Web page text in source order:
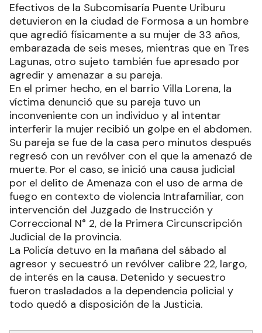
Efectivos de la Subcomisaría Puente Uriburu
detuvieron en la ciudad de Formosa a un hombre
que agredió físicamente a su mujer de 33 años,
embarazada de seis meses, mientras que en Tres
Lagunas, otro sujeto también fue apresado por
agredir y amenazar a su pareja.
En el primer hecho, en el barrio Villa Lorena, la
víctima denunció que su pareja tuvo un
inconveniente con un individuo y al intentar
interferir la mujer recibió un golpe en el abdomen.
Su pareja se fue de la casa pero minutos después
regresó con un revólver con el que la amenazó de
muerte. Por el caso, se inició una causa judicial
por el delito de Amenaza con el uso de arma de
fuego en contexto de violencia Intrafamiliar, con
intervención del Juzgado de Instrucción y
Correccional N° 2, de la Primera Circunscripción
Judicial de la provincia.
La Policía detuvo en la mañana del sábado al
agresor y secuestró un revólver calibre 22, largo,
de interés en la causa. Detenido y secuestro
fueron trasladados a la dependencia policial y
todo quedó a disposición de la Justicia.